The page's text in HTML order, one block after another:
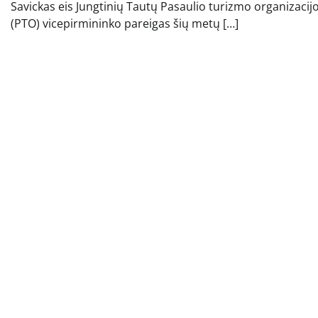
Savickas eis Jungtinių Tautų Pasaulio turizmo
(PTO) vicepirmininko pareigas šių metų […]